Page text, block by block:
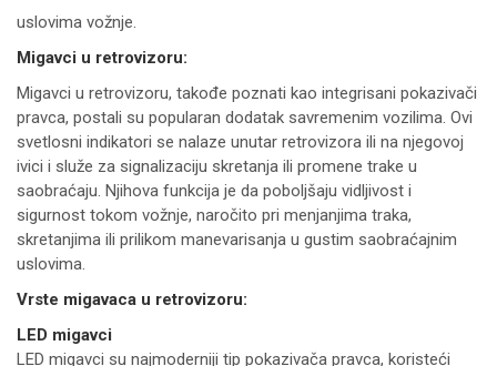
uslovima vožnje.
Migavci u retrovizoru:
Migavci u retrovizoru, takođe poznati kao integrisani pokazivači
pravca, postali su popularan dodatak savremenim vozilima. Ovi
svetlosni indikatori se nalaze unutar retrovizora ili na njegovoj
ivici i služe za signalizaciju skretanja ili promene trake u
saobraćaju. Njihova funkcija je da poboljšaju vidljivost i
sigurnost tokom vožnje, naročito pri menjanjima traka,
skretanjima ili prilikom manevarisanja u gustim saobraćajnim
uslovima.
Vrste migavaca u retrovizoru:
LED migavci
LED migavci su najmoderniji tip pokazivača pravca, koristeći